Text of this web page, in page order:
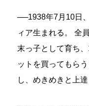
──1938年7月10日
ィア生まれる。 全
末っ子として育ち
ットを買ってもら
し、めきめきと上達